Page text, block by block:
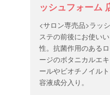
ッシュフォーム
<サロン専売品>ラッ
ステの前後にお使い
性。抗菌作用のある
ージのボタニカルエ
ールやビオチノイル
容液成分入り。